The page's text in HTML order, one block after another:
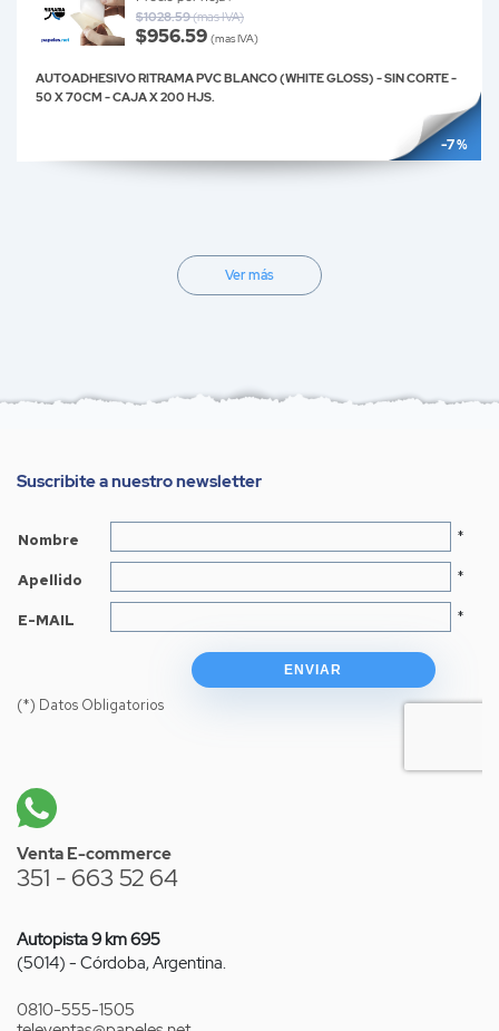
-7 %
$1028.59(mas IVA)
$956.59 (mas IVA)
AUTOADHESIVO RITRAMA PVC BLANCO (WHITE GLOSS) - SIN CORTE -
50 X 70CM - CAJA X 200 HJS.
Ver más
Suscribite a nuestro newsletter
Venta E-commerce
351 - 663 52 64
Autopista 9 km 695
(5014) - Córdoba, Argentina.
0810-555-1505